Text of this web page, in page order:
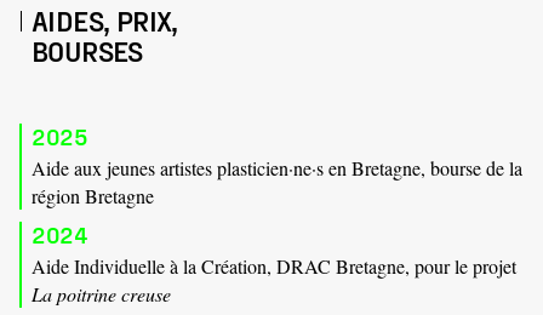
AIDES, PRIX,
BOURSES
2025
Aide aux jeunes artistes plasticien·ne·s en Bretagne, bourse de la
région Bretagne
2024
Aide Individuelle à la Création, DRAC Bretagne, pour le projet
La poitrine creuse